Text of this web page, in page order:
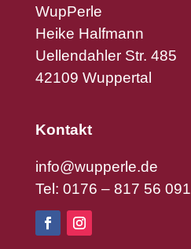
WupPerle
Heike Halfmann
Uellendahler Str. 485
42109 Wuppertal
Kontakt
info@wupperle.de
Tel: 0176 – 817 56 091